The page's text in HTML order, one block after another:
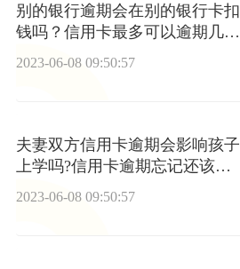
别的银行逾期会在别的银行卡扣
钱吗？信用卡最多可以逾期几个
月？
2023-06-08 09:50:57
夫妻双方信用卡逾期会影响孩子
上学吗?信用卡逾期忘记还该给
多少利息？
2023-06-08 09:50:57